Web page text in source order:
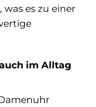
es zu einer
im Alltag